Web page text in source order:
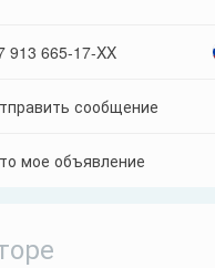
913 665-17-XX
сообщение
мое объявление